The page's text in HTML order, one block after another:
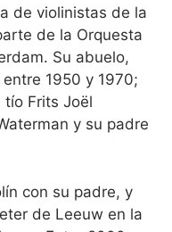
de violinistas de la
de la Orquesta
Su abuelo,
1950 y 1970;
tío Frits Joël
y su padre
con su padre, y
de Leeuw en la